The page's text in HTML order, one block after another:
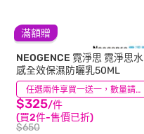
滿額贈
任選兩件享買一送一，數量請選2件
NEOGENCE 霓淨思 霓淨思水
感全效保濕防曬乳50ML
$325/件
(買2件-售價已折)
$650
(6)